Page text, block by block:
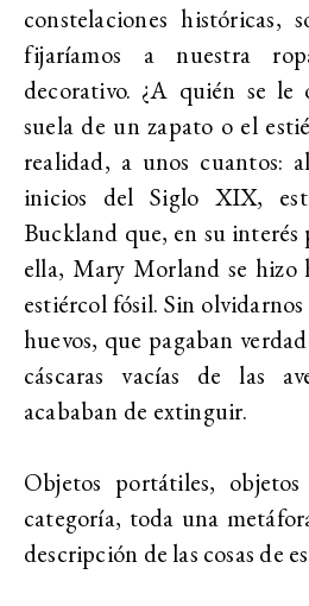
constelaciones históricas,
fijaríamos a nuestra
decorativo. ¿A quién se le
suela de un zapato o el
realidad, a unos cuantos:
inicios del Siglo XIX,
Buckland que, en su
ella, Mary Morland se hizo
estiércol fósil. Sin
huevos, que pagaban
cáscaras vacías de las
acababan de extinguir.
Objetos portátiles,
categoría, toda una
descripción de las cosas de